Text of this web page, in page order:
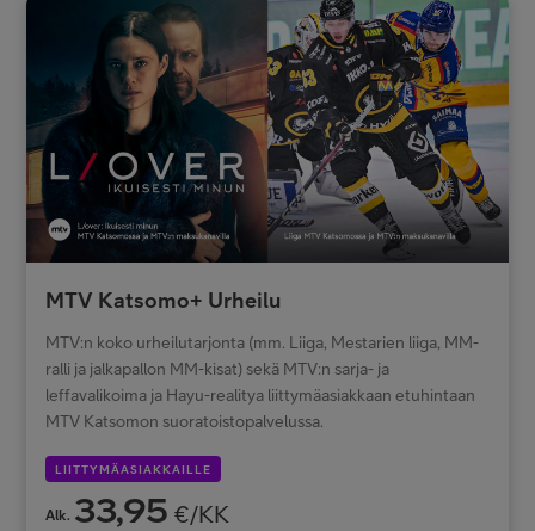
MTV Katsomo+ Urheilu
MTV:n koko urheilutarjonta (mm. Liiga, Mestarien liiga, MM-
ralli ja jalkapallon MM-kisat) sekä MTV:n sarja- ja
leffavalikoima ja Hayu-realitya liittymäasiakkaan etuhintaan
MTV Katsomon suoratoistopalvelussa.
LIITTYMÄASIAKKAILLE
Alk. 33,95 €/KK